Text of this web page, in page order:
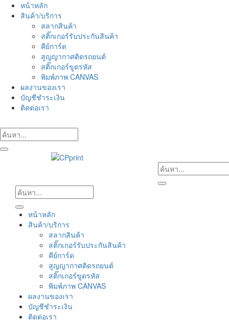
Skip
หน้าหลัก
สินค้า/บริการ
สลากสินค้า
สติ๊กเกอร์รับประกันสินค้า
คีย์การ์ด
สูญญากาศติดรถยนต์
สติ๊กเกอร์ขูดรหัส
พิมพ์ภาพ CANVAS
ผลงานของเรา
บัญชีชำระเงิน
ติดต่อเรา
หน้าหลัก
สินค้า/บริการ
สลากสินค้า
สติ๊กเกอร์รับประกันสินค้า
คีย์การ์ด
สูญญากาศติดรถยนต์
สติ๊กเกอร์ขูดรหัส
พิมพ์ภาพ CANVAS
ผลงานของเรา
บัญชีชำระเงิน
ติดต่อเรา